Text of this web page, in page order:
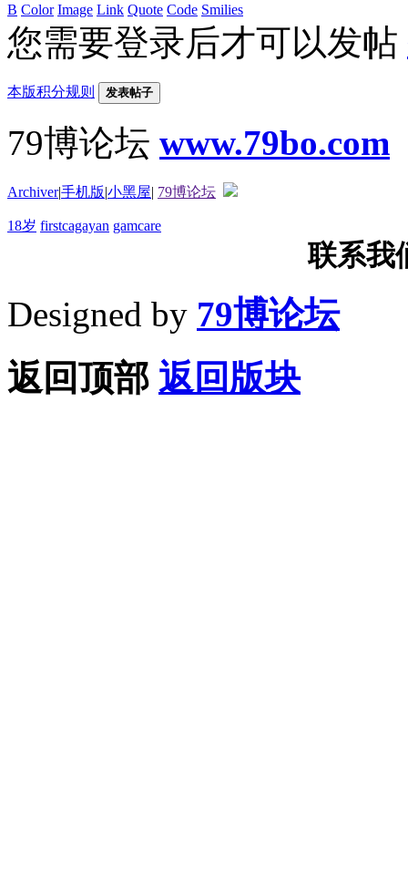
B Color Image Link Quote Code Smilies
您需要登录后才可以发帖
本版积分规则 发表帖子
79博论坛 www.79bo.com
Archiver|手机版|小黑屋| 79博论坛
18岁 firstcagayan gamcare
联系我
Designed by 79博论坛
返回顶部 返回版块